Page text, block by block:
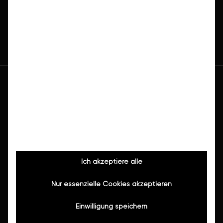
Leistungen
Teilsanierung
Ich akzeptiere alle
Nur essenzielle Cookies akzeptieren
Einwilligung speichern